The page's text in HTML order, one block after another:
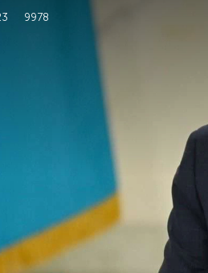
9978